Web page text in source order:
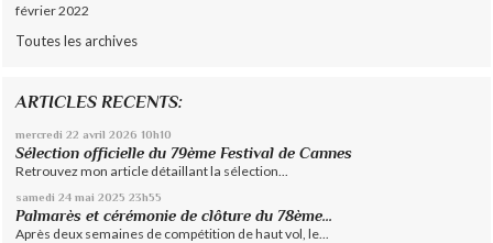
février 2022
Toutes les archives
ARTICLES RECENTS:
mercredi 22 avril 2026 10h10
Sélection officielle du 79ème Festival de Cannes
Retrouvez mon article détaillant la sélection...
samedi 24 mai 2025 23h55
Palmarès et cérémonie de clôture du 78ème...
Après deux semaines de compétition de haut vol, le...